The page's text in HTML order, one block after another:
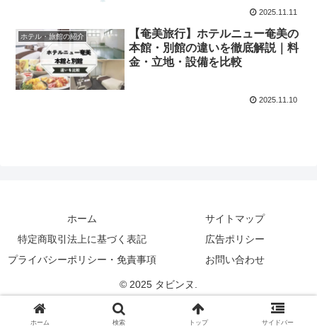
2025.11.11
ホテル・旅館の紹介
【奄美旅行】ホテルニュー奄美の
本館・別館の違いを徹底解説｜料
金・立地・設備を比較
2025.11.10
ホーム
サイトマップ
特定商取引法上に基づく表記
広告ポリシー
プライバシーポリシー・免責事項
お問い合わせ
© 2025 タビンヌ.
ホーム 検索 トップ サイドバー